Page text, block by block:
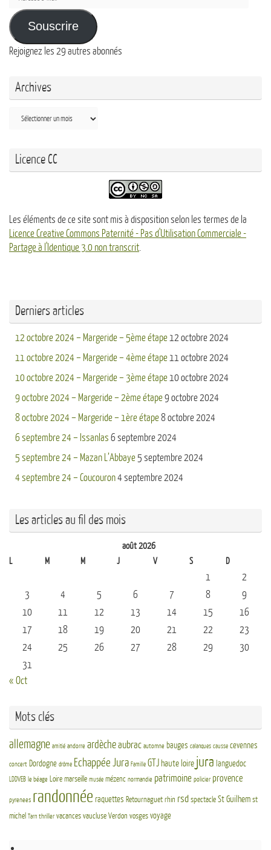
mail
Souscrire
Rejoignez les 29 autres abonnés
Archives
Archives
Licence CC
Les éléments de ce site sont mis à disposition selon les termes de la
Licence Creative Commons Paternité - Pas d'Utilisation Commerciale -
Partage à l'Identique 3.0 non transcrit.
Derniers articles
12 octobre 2024 – Margeride – 5ème étape12 octobre 2024
11 octobre 2024 – Margeride – 4ème étape11 octobre 2024
10 octobre 2024 – Margeride – 3ème étape10 octobre 2024
9 octobre 2024 – Margeride – 2ème étape9 octobre 2024
8 octobre 2024 – Margeride – 1ère étape8 octobre 2024
6 septembre 24 – Issanlas 6 septembre 2024
5 septembre 24 – Mazan L’Abbaye 5 septembre 2024
4 septembre 24 – Coucouron4 septembre 2024
Les articles au fil des mois
août 2026
L
M M J V S D
1
2
3
4 5 6 7 8
9
10
11 12 13 14 15
16
17
18 19 20 21 22
23
24
25 26 27 28 29
30
31
« Oct
Mots clés
allemagne amitié andorre ardècheaubrac automne bauges calanques causse cevennes
concert Dordogne drôme Echappée Jura Famille GTJ haute loire jura languedoc
LDDVEB le béage Loire marseille musée mézenc normandie patrimoine policier provence
pyrenees randonnée raquettes Retournaguet rhin rsd spectacle St Guilhem st
michel Tarn thriller vacances vaucluse Verdon vosges voyage